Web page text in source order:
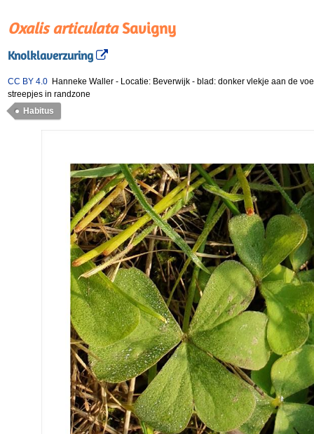
Oxalis articulataSavigny
Knolklaverzuring
CC BY 4.0 Hanneke Waller - Locatie: Beverwijk - blad: donker vlekje aan de
streepjes in randzone
Habitus